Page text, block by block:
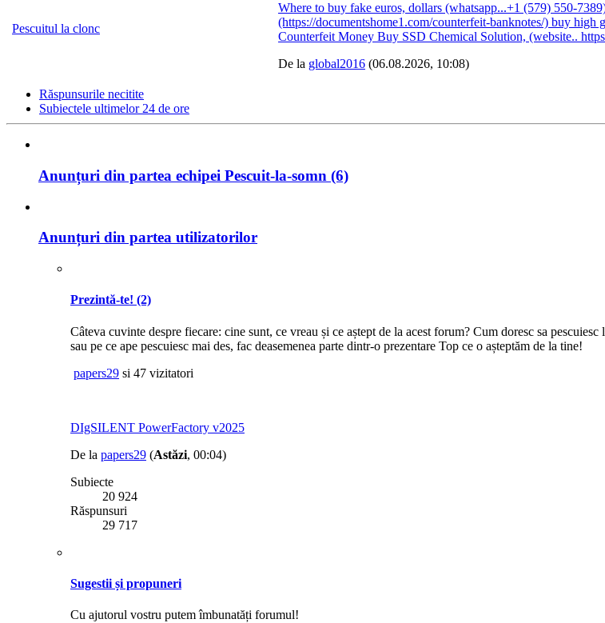
Pescuitul la clonc
Where to buy fake euros, dollars (whatsapp...+1 (579) 550-
‪(https://documentshome1.com/counterfeit-banknotes/) buy high
Counterfeit Money Buy SSD Chemical Solution, (website..
De la global2016 (06.08.2026, 10:08)
Răspunsurile necitite
Subiectele ultimelor 24 de ore
Anunțuri din partea echipei Pescuit-la-somn (6)
Anunțuri din partea utilizatorilor
Prezintă-te! (2)
Câteva cuvinte despre fiecare: cine sunt, ce vreau și ce aștept de la acest forum? Cum doresc sa
sau pe ce ape pescuiesc mai des, fac deasemenea parte dintr-o prezentare Top ce o așteptăm de la tine!
papers29 si 47 vizitatori
DIgSILENT PowerFactory v2025
De la papers29 (Astăzi, 00:04)
Subiecte
20 924
Răspunsuri
29 717
Sugestii și propuneri
Cu ajutorul vostru putem îmbunatăți forumul!